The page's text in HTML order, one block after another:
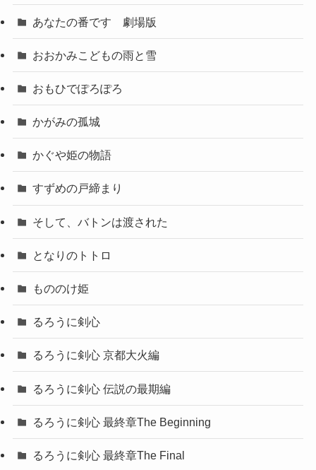
あなたの番です 劇場版
おおかみこどもの雨と雪
おもひでぽろぽろ
かがみの孤城
かぐや姫の物語
すずめの戸締まり
そして、バトンは渡された
となりのトトロ
もののけ姫
るろうに剣心
るろうに剣心 京都大火編
るろうに剣心 伝説の最期編
るろうに剣心 最終章The Beginning
るろうに剣心 最終章The Final